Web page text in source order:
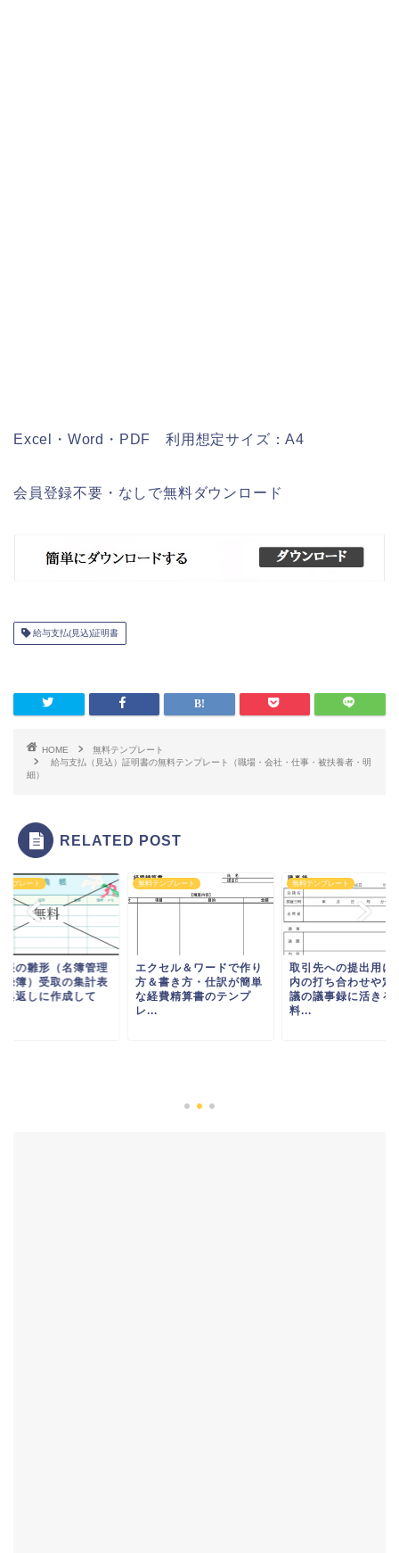
Excel・Word・PDF 利用想定サイズ：A4
会員登録不要・なしで無料ダウンロード
給与支払(見込)証明書
HOME
無料テンプレート
給与支払（見込）証明書の無料テンプレート（職場・会社・仕事・被扶養者・明
細）
RELATED POST
ンプレート
帳の雛形（名簿管理
録簿）受取の集計表
典返しに作成して
無料テンプレート
エクセル＆ワードで作り
方＆書き方・仕訳が簡単
な経費精算書のテンプ
レ...
無料テンプレート
取引先への提出用に
内の打ち合わせや定
議の議事録に活きる
料...